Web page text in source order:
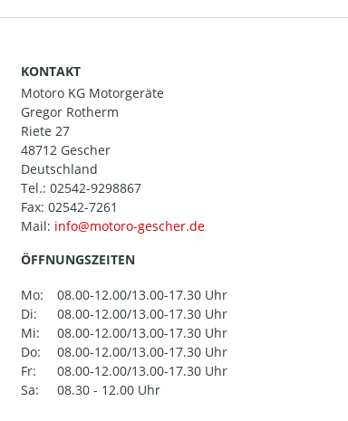
KONTAKT
Motoro KG Motorgeräte
Gregor Rotherm
Riete 27
48712 Gescher
Deutschland
Tel.: 02542-9298867
Fax: 02542-7261
Mail:
ÖFFNUNGSZEITEN
Mo:
08.00-12.00/13.00-17.30 Uhr
Di:
08.00-12.00/13.00-17.30 Uhr
Mi:
08.00-12.00/13.00-17.30 Uhr
Do:
08.00-12.00/13.00-17.30 Uhr
Fr:
08.00-12.00/13.00-17.30 Uhr
Sa:
08.30 - 12.00 Uhr